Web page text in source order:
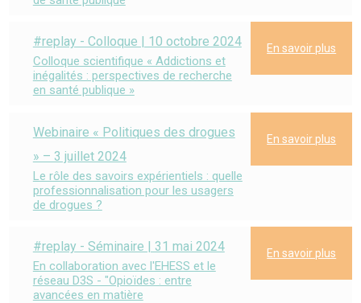
#replay - Colloque | 10 octobre 2024
Colloque scientifique « Addictions et
inégalités : perspectives de recherche
en santé publique »
En savoir plus
Webinaire « Politiques des drogues
» – 3 juillet 2024
Le rôle des savoirs expérientiels : quelle
professionnalisation pour les usagers
de drogues ?
En savoir plus
#replay - Séminaire | 31 mai 2024
En collaboration avec l'EHESS et le
réseau D3S - "Opioïdes : entre
avancées en matière
En savoir plus